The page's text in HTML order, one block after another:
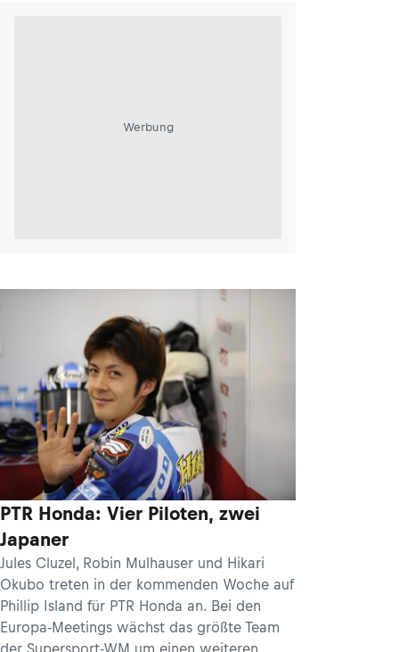
Werbung
PTR Honda: Vier Piloten, zwei
Japaner
Jules Cluzel, Robin Mulhauser und Hikari
Okubo treten in der kommenden Woche auf
Phillip Island für PTR Honda an. Bei den
Europa-Meetings wächst das größte Team
der Supersport-WM um einen weiteren